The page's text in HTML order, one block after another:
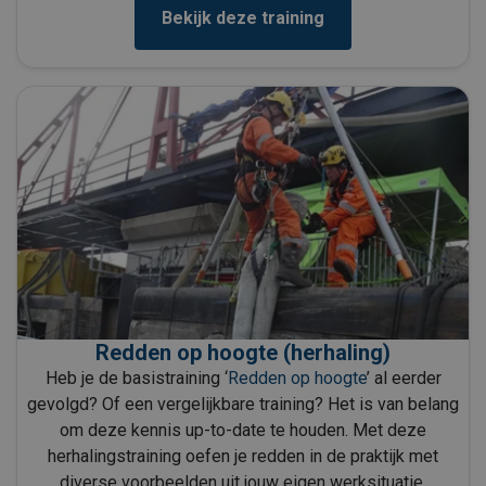
Bekijk deze training
Redden op hoogte (herhaling)
Heb je de basistraining ‘Redden op hoogte’ al eerder
gevolgd? Of een vergelijkbare training? Het is van belang
om deze kennis up-to-date te houden. Met deze
herhalingstraining oefen je redden in de praktijk met